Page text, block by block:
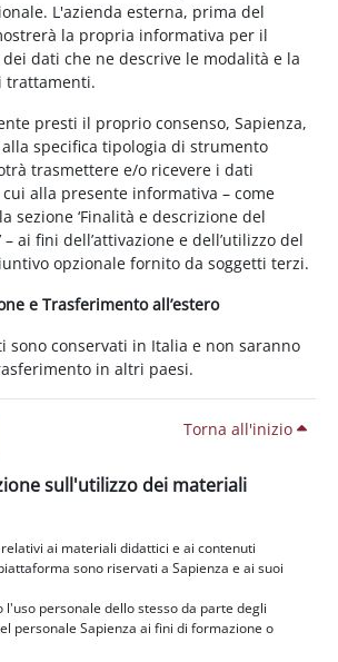
L'azienda esterna, prima del
la propria informativa per il
dati che ne descrive le modalità e la
trattamenti.
presti il proprio consenso, Sapienza,
specifica tipologia di strumento
trasmettere e/o ricevere i dati
alla presente informativa – come
sezione ‘Finalità e descrizione del
– ai fini dell’attivazione e dell’utilizzo del
opzionale fornito da soggetti terzi.
e Trasferimento all’estero
sono conservati in Italia e non saranno
in altri paesi.
Torna all'inizio
sull'utilizzo dei materiali
ai materiali didattici e ai contenuti
sono riservati a Sapienza e ai suoi
l'uso personale dello stesso da parte degli
personale Sapienza ai fini di formazione o